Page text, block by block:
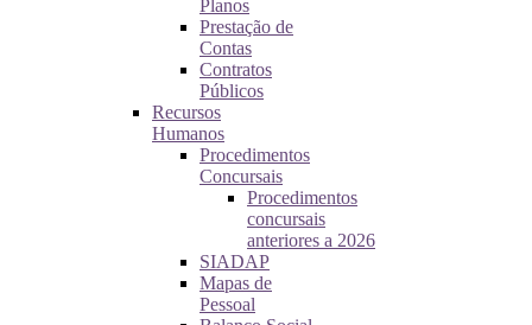
Planos
Prestação de
Contas
Contratos
Públicos
Recursos
Humanos
Procedimentos
Concursais
Procedimentos
concursais
anteriores a 2026
SIADAP
Mapas de
Pessoal